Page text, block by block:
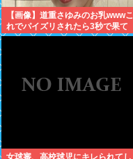
【画像】道重さゆみのお乳wwwこ
れでパイズリされたら3秒で果て
るだろ